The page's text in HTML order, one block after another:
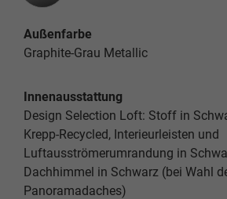
Außenfarbe
Graphite-Grau Metallic
Innenausstattung
Design Selection Loft: Stoff in
Krepp-Recycled, Interieurleisten und
Luftausströmerumrandung in
Dachhimmel in Schwarz (bei Wahl
Panoramadaches)